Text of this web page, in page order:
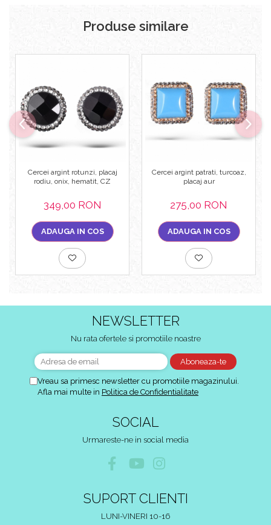
Produse similare
Cercei argint rotunzi, placaj
rodiu, onix, hematit, CZ
349,00 RON
ADAUGA IN COS
Cercei argint patrati, turcoaz,
placaj aur
275,00 RON
ADAUGA IN COS
NEWSLETTER
Nu rata ofertele si promotiile noastre
Vreau sa primesc newsletter cu promotiile magazinului.
Afla mai multe in Politica de Confidentialitate
SOCIAL
Urmareste-ne in social media
SUPORT CLIENTI
LUNI-VINERI 10-16